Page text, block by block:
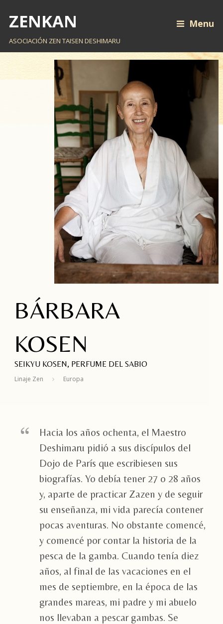
ZENKAN
ASOCIACIÓN ZEN TAISEN DESHIMARU
Menu
BÁRBARA
KOSEN
SEIKYU KOSEN, PERFUME DEL SABIO
Linaje Zen Europa
Hacia los años ochenta, el Maestro
Deshimaru pidió a sus discípulos del
Dojo de París que escribiesen sus
biografías. Yo debía tener 27 o 28 años
y, aparte de practicar Zazen y de seguir
su enseñanza, mi vida parecía contener
pocas aventuras. No obstante comencé,
y comencé por contar la historia de la
pesca de la gamba. Cuando tenía diez
años, al final de las vacaciones en el
mes de septiembre, en la época de las
grandes mareas, mi padre y mi abuelo
nos llevaban a pescar gambas. Se